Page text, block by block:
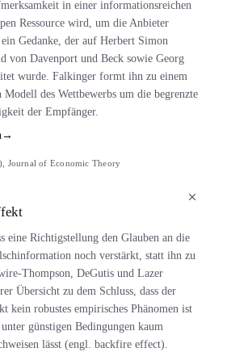
in einer informationsreichen
Ressource wird, um die Anbieter
Gedanke, der auf Herbert Simon
von Davenport und Beck sowie Georg
wurde. Falkinger formt ihn zu einem
Modell des Wettbewerbs um die begrenzte
der Empfänger.
→
Journal of Economic Theory
eine Richtigstellung den Glauben an die
noch verstärkt, statt ihn zu
Thompson, DeGutis und Lazer
Übersicht zu dem Schluss, dass der
kein robustes empirisches Phänomen ist
günstigen Bedingungen kaum
lässt (engl. backfire effect).